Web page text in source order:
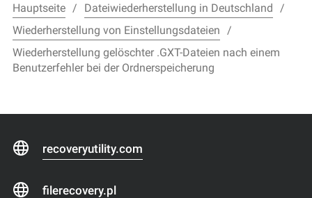
Hauptseite
Dateiwiederherstellung in Deutschland
Wiederherstellung von Einstellungsdateien
Wiederherstellung gelöschter .GXT-Dateien nach einem
Benutzerfehler bei der Ordnerspeicherung
recoveryutility.com
filerecovery.pl